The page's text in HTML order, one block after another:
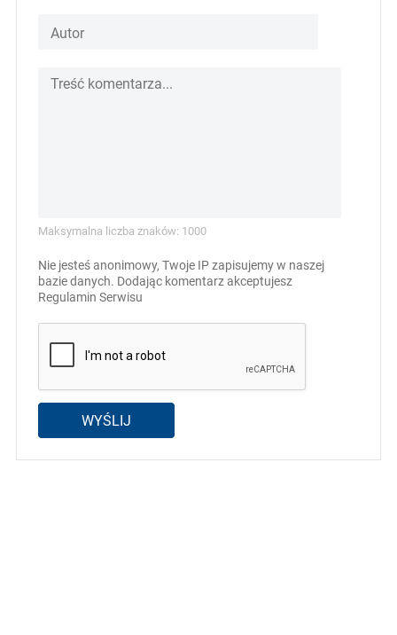
Maksymalna liczba znaków: 1000
Nie jesteś anonimowy, Twoje IP zapisujemy w naszej
bazie danych. Dodając komentarz akceptujesz
Regulamin Serwisu
WYŚLIJ